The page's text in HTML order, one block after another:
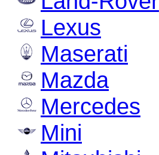
Lexus
Maserati
Mazda
Mercedes
Mini